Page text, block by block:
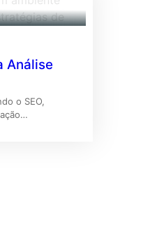
Análise
o SEO,